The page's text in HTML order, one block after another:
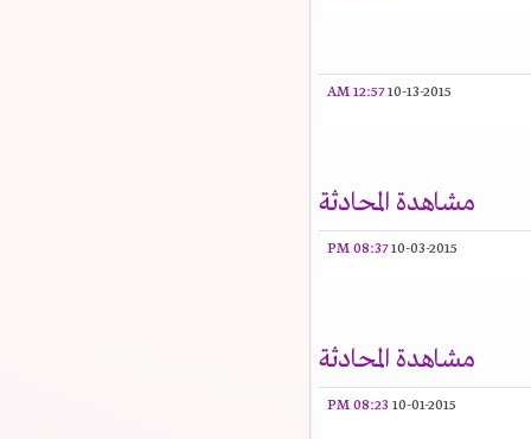
10-13-2015
12:57 AM
مشاهدة المحادثة
10-03-2015
08:37 PM
مشاهدة المحادثة
10-01-2015
08:23 PM